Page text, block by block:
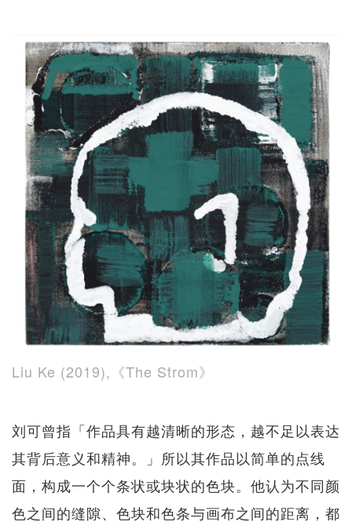
Liu Ke (2019),《The Strom》
刘可曾指「作品具有越清晰的形态，越不足以表达
其背后意义和精神。」所以其作品以简单的点线
面，构成一个个条状或块状的色块。他认为不同颜
色之间的缝隙、色块和色条与画布之间的距离，都